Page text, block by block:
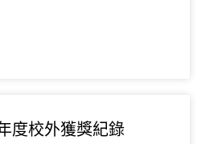
度校外獲獎紀錄